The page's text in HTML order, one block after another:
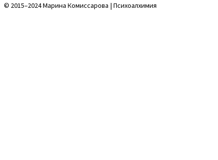
© 2015–2024 Марина Комиссарова | Психоалхимия